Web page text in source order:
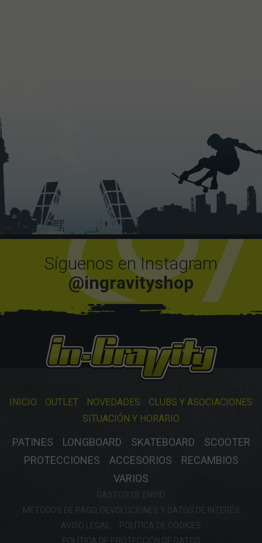
Síguenos en Instagram
@ingravityshop
INICIO OUTLET NOVEDADES
CLUBS Y ASOCIACIONES
SITUACIÓN Y HORARIO
PATINES LONGBOARD SKATEBOARD
SCOOTER
PROTECCIONES
ACCESORIOS
RECAMBIOS
VARIOS
GASTOS DE ENVIO
MÉTODOS DE PAGO, DEVOLUCIONES Y DATOS DE INTERÉS
AVISO LEGAL
POLÍTICA DE COOKIES
POLÍTICA DE PROTECCIÓN DE DATOS